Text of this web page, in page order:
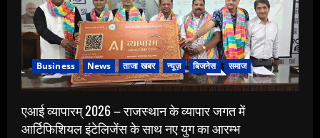
Business News ताजा खबर न्यूज़ बिजनेस समाज
एआई व्यापारम् 2026 – राजस्थान के व्यापार जगत में
आर्टिफिशियल इंटेलिजेंस के साथ नए युग का आरम्भ